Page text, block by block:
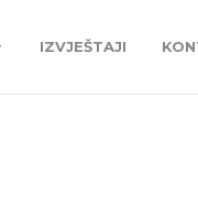
IZVJEŠTAJI